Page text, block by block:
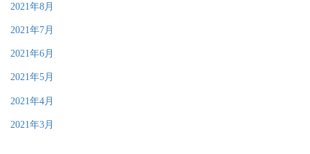
2021年8月
2021年7月
2021年6月
2021年5月
2021年4月
2021年3月